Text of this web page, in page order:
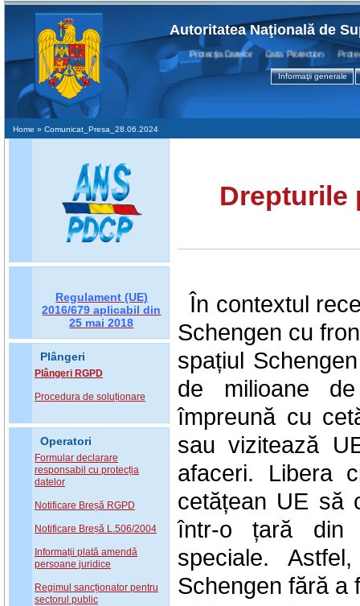
Autoritatea Naţională de
Protecţia Datelor Data Protection Protection
Informaţii generale
Home » Comunicat_Presa_28.06.2024
Regulament (UE)
2016/679 aplicabil din
25 mai 2018
Plângeri
Plângeri RGPD
Procedura de soluționare
Operatori
Formular declarare
responsabil cu protecția
datelor
Notificare Breșă RGPD
Notificare Breșă L.506/2004
Informații plată amendă
persoane juridice
Regimul sancționator pentru
sectorul public
Drepturile
În contextul
Schengen cu
spațiul
de milioane
împreună cu
sau vizitează
afaceri. Libera
cetățean UE să
într-o țară din
speciale.
Schengen fără a